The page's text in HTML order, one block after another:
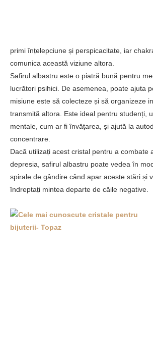
primi înțelepciune și perspicacitate, iar
comunica această viziune altora.
Safirul albastru este o piatră bună pentru
lucrători psihici. De asemenea, poate ajuta
misiune este să colecteze și să organizeze
transmită altora. Este ideal pentru studenți,
mentale, cum ar fi învățarea, și ajută la
concentrare.
Dacă utilizați acest cristal pentru a combate
depresia, safirul albastru poate vedea în
spirale de gândire când apar aceste stări și
îndreptați mintea departe de căile negative.